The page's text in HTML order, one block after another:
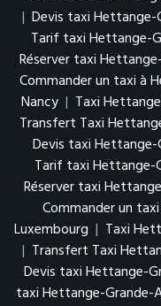
| Devis taxi
Tarif taxi Hettange-
Réserver taxi
Commander un taxi à
Nancy | Taxi
Transfert Taxi
Devis taxi
Tarif taxi Hettange-
Réserver taxi
Commander un
Luxembourg | Taxi
| Transfert Taxi
Devis taxi Hettange-
taxi Hettange-